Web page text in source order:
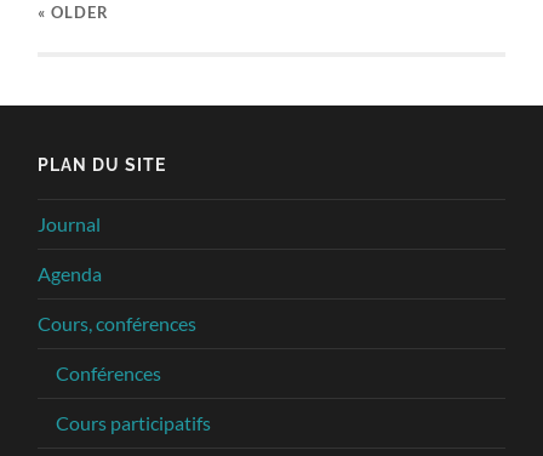
« OLDER
PLAN DU SITE
Journal
Agenda
Cours, conférences
Conférences
Cours participatifs